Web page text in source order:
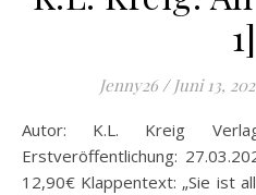
1]
Jenny26 / Juni 13,
Autor: K.L. Kreig Verlag: Lyx Verlag Datum
Erstveröffentlichung:
12,90€ Klappentext: „Sie ist